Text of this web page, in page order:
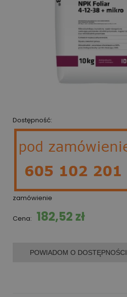
Dostępność:
zamówienie
Cena: 182,52 zł
POWIADOM O DOSTĘPNOŚCI